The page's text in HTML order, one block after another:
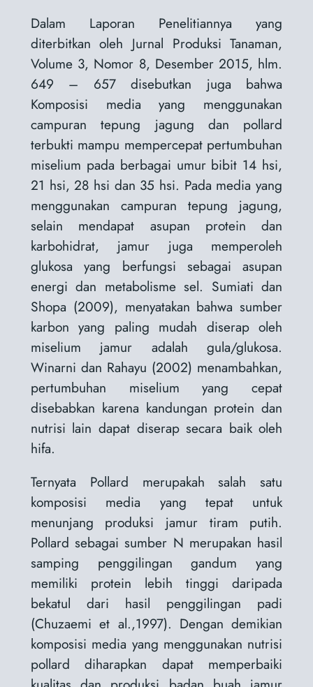
Dalam Laporan Penelitiannya yang
diterbitkan oleh Jurnal Produksi Tanaman,
Volume 3, Nomor 8, Desember 2015, hlm.
649 – 657 disebutkan juga bahwa
Komposisi media yang menggunakan
campuran tepung jagung dan pollard
terbukti mampu mempercepat pertumbuhan
miselium pada berbagai umur bibit 14 hsi,
21 hsi, 28 hsi dan 35 hsi. Pada media yang
menggunakan campuran tepung jagung,
selain mendapat asupan protein dan
karbohidrat, jamur juga memperoleh
glukosa yang berfungsi sebagai asupan
energi dan metabolisme sel. Sumiati dan
Shopa (2009), menyatakan bahwa sumber
karbon yang paling mudah diserap oleh
miselium jamur adalah gula/glukosa.
Winarni dan Rahayu (2002) menambahkan,
pertumbuhan miselium yang cepat
disebabkan karena kandungan protein dan
nutrisi lain dapat diserap secara baik oleh
hifa.
Ternyata Pollard merupakah salah satu
komposisi media yang tepat untuk
menunjang produksi jamur tiram putih.
Pollard sebagai sumber N merupakan hasil
samping penggilingan gandum yang
memiliki protein lebih tinggi daripada
bekatul dari hasil penggilingan padi
(Chuzaemi et al.,1997). Dengan demikian
komposisi media yang menggunakan nutrisi
pollard diharapkan dapat memperbaiki